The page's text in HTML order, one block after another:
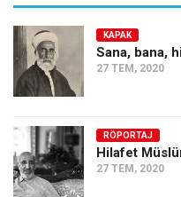
KAPAK
Sana, bana,
27 TEM, 2020
RÖPORTAJ
Hilafet
27 TEM, 2020